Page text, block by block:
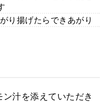
り揚げたらできあがり
汁を添えていただき